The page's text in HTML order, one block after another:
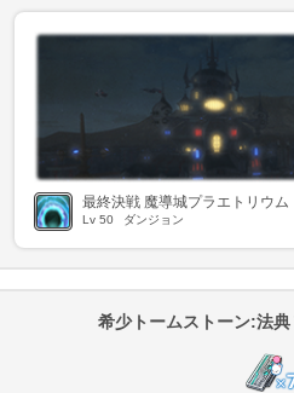
最終決戦 魔導城プラエトリウム
Lv 50 ダンジョン
希少トームストーン:法